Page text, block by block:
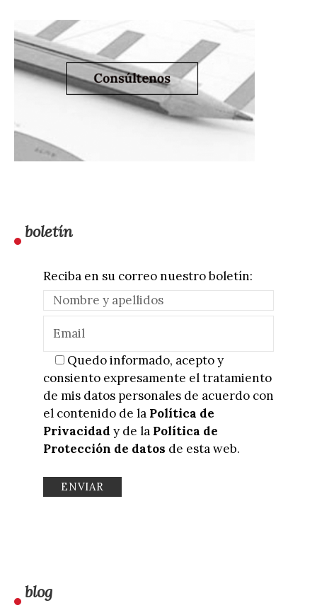
boletín
Reciba en su correo nuestro boletín:
Quedo informado, acepto y
consiento expresamente el tratamiento
de mis datos personales de acuerdo con
el contenido de la Política de
Privacidad y de la Política de
Protección de datos de esta web.
blog